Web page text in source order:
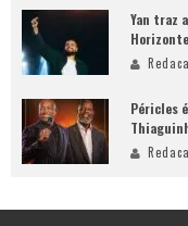
Yan traz
Horizonte
Péricles